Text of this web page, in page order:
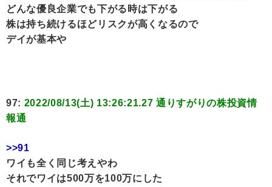
どんな優良企業でも下がる時は下がる
株は持ち続けるほどリスクが高くなるので
デイが基本や
97: 2022/08/13(土) 13:26:21.27 通りすがりの株投資情
報通
>>91
ワイも全く同じ考えやわ
それでワイは500万を100万にした